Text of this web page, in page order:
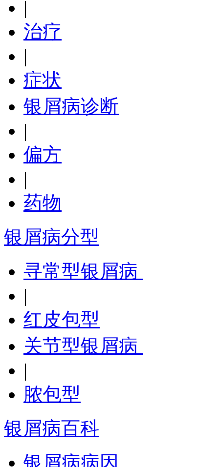
|
治疗
|
症状
银屑病诊断
|
偏方
|
药物
银屑病分型
寻常型银屑病
|
红皮包型
关节型银屑病
|
脓包型
银屑病百科
银屑病病因